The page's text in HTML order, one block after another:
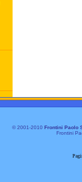
© 2001-2010 Frontini Paolo
Frontini